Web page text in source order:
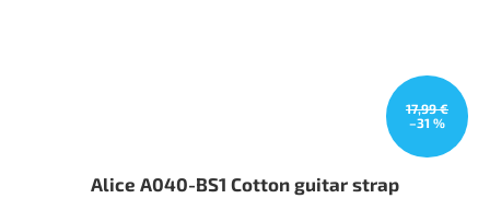
17,99 €
–31 %
Alice A040-BS1 Cotton guitar strap